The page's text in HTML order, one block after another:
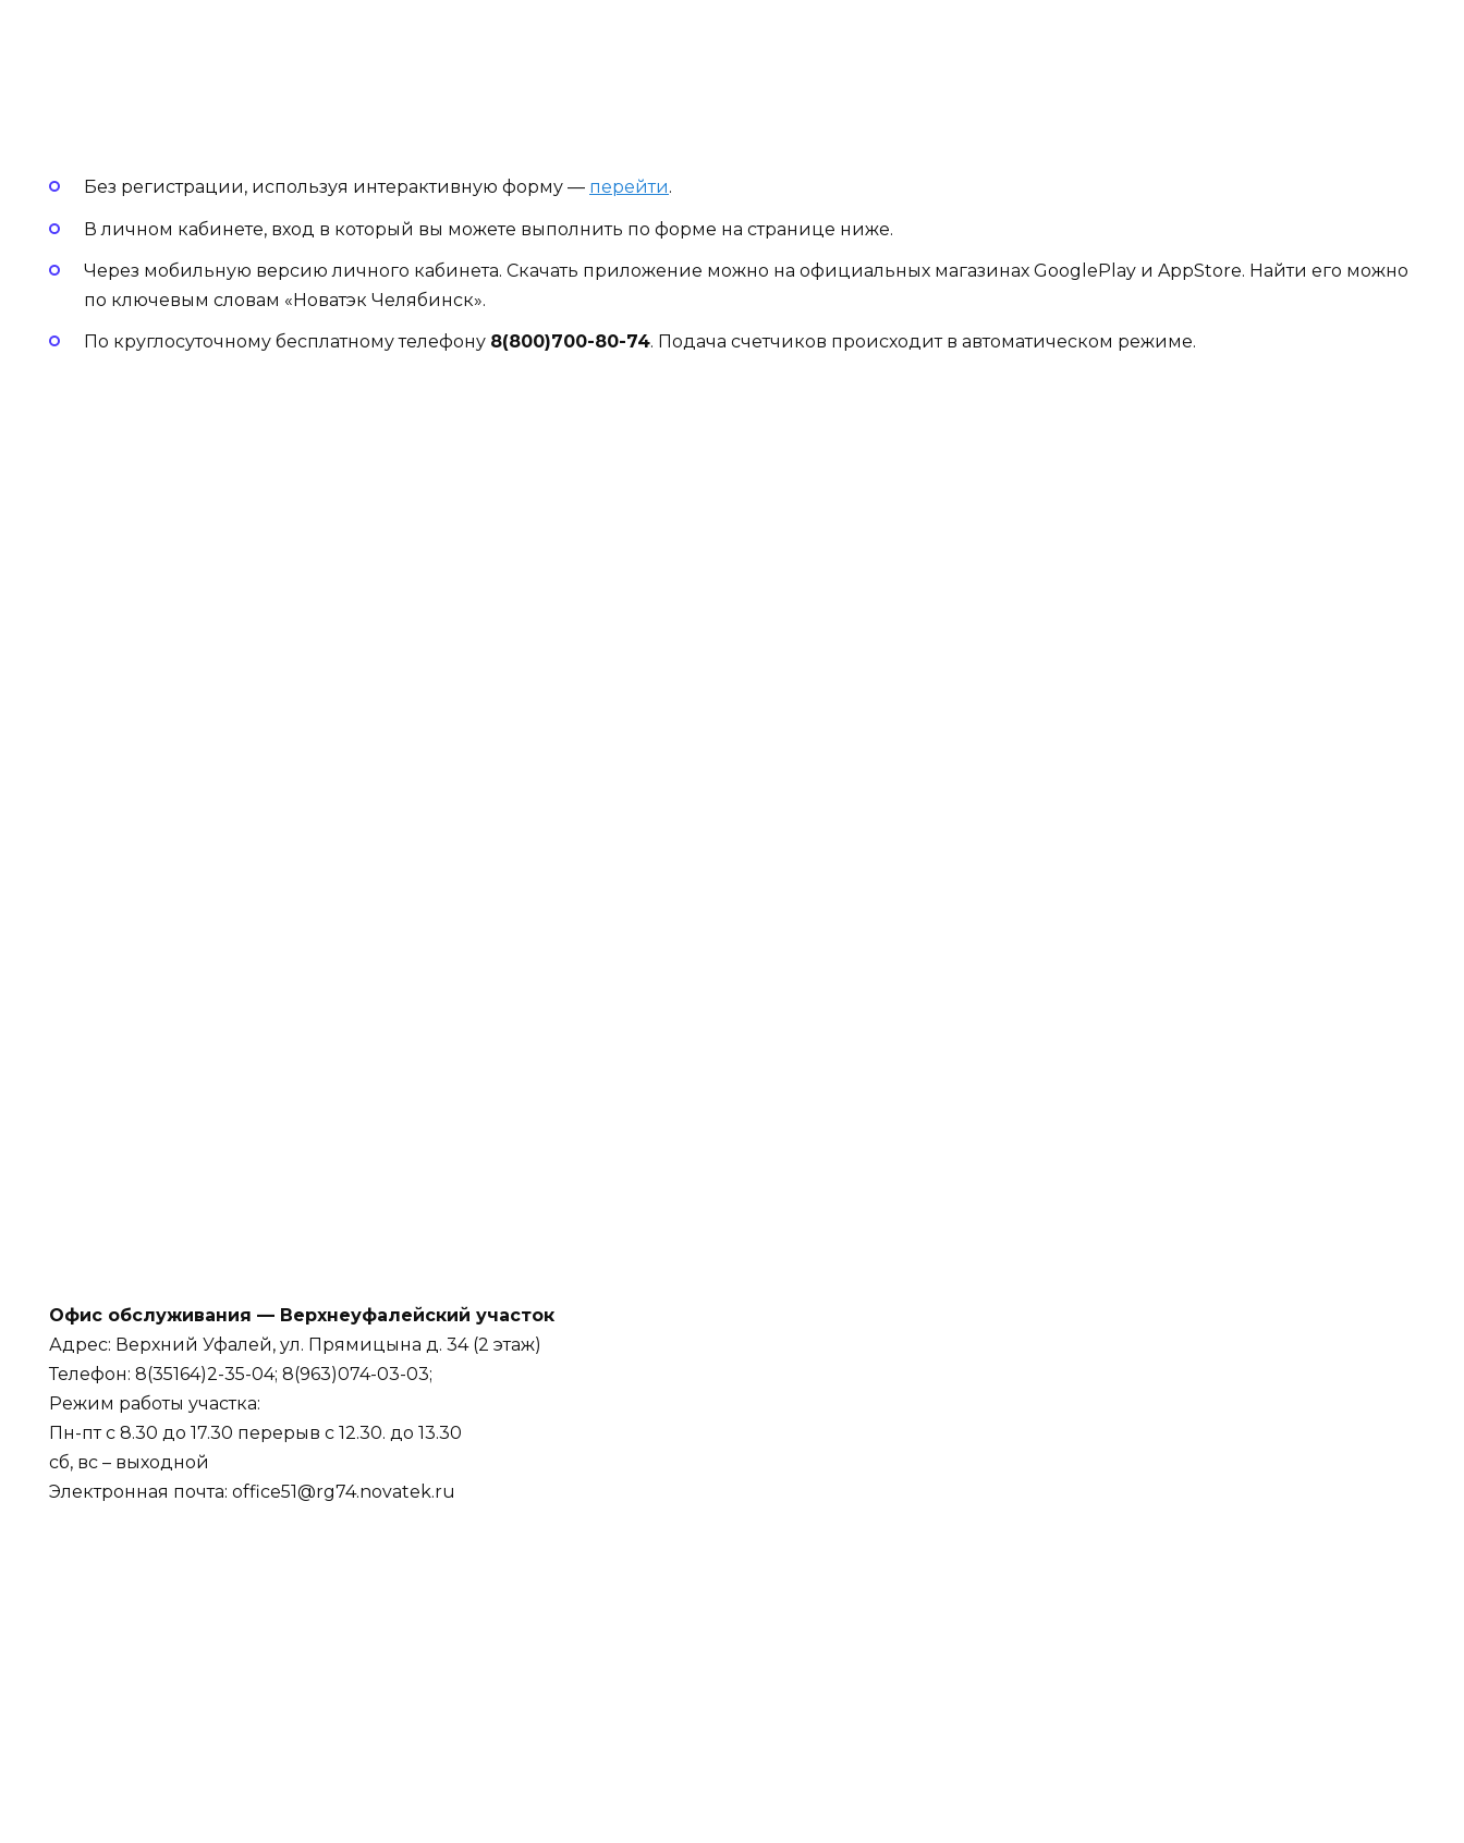
Без регистрации, используя интерактивную форму — перейти.
В личном кабинете, вход в который вы можете выполнить по форме на странице ниже.
Через мобильную версию личного кабинета. Скачать приложение можно на официальных магазинах GooglePlay и AppStore. Найти его можно
по ключевым словам «Новатэк Челябинск».
По круглосуточному бесплатному телефону 8(800)700-80-74. Подача счетчиков происходит в автоматическом режиме.
Офис обслуживания — Верхнеуфалейский участок
Адрес: Верхний Уфалей, ул. Прямицына д. 34 (2 этаж)
Телефон: 8(35164)2-35-04; 8(963)074-03-03;
Режим работы участка:
Пн-пт с 8.30 до 17.30 перерыв с 12.30. до 13.30
сб, вс – выходной
Электронная почта: office51@rg74.novatek.ru